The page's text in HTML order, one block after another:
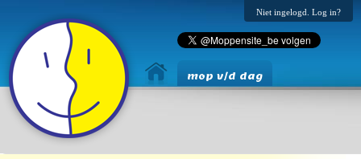
Niet ingelogd. Log in?
mop v/d dag